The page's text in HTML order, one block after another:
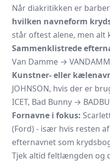
Når diakritikken er
hvilken navneform
står oftest alene, men alt
Sammenklistrede
Van Damme →
Kunstner- eller
JOHNSON, hvis der er
ICET, Bad Bunny →
Fornavne i fokus:
(Ford) - især hvis resten
efternavnet som
Tjek altid feltlængden og